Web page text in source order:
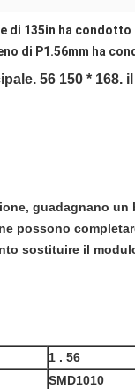
di 135in ha condotto
di P1.56mm ha
56 150 *
guadagnano
possono
sostituire il
1 . 56
SMD1010